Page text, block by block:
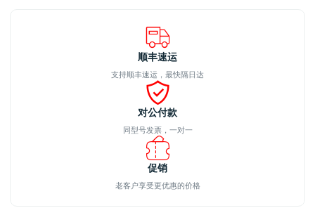
顺丰速运
支持顺丰速运，最快隔日达
对公付款
同型号发票，一对一
促销
老客户享受更优惠的价格